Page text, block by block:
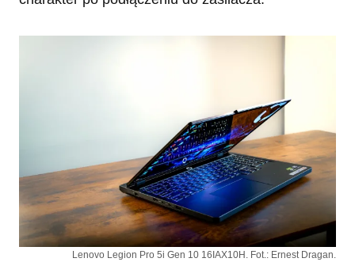
Lenovo Legion Pro 5i Gen 10 16IAX10H. Fot.: Ernest Dragan.